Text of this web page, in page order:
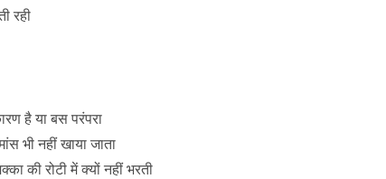
रही
है या बस परंपरा
भी नहीं खाया जाता
की रोटी में क्यों नहीं भरती